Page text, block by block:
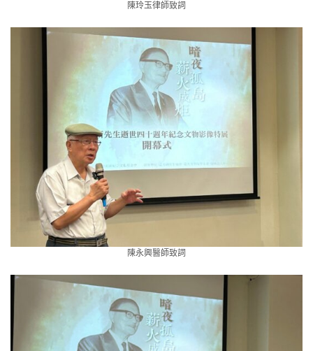
陳玲玉律師致詞
陳永興醫師致詞